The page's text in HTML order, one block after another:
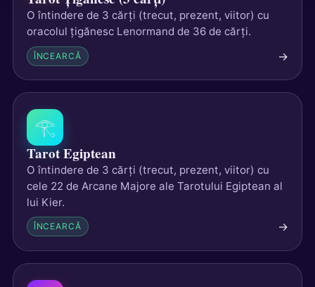
O întindere de 3 cărți (trecut, prezent, viitor) cu
oracolul țigănesc Lenormand de 36 de cărți.
ÎNCEARCĂ →
𓂀
Tarot Egiptean
O întindere de 3 cărți (trecut, prezent, viitor) cu
cele 22 de Arcane Majore ale Tarotului Egiptean al
lui Kier.
ÎNCEARCĂ →